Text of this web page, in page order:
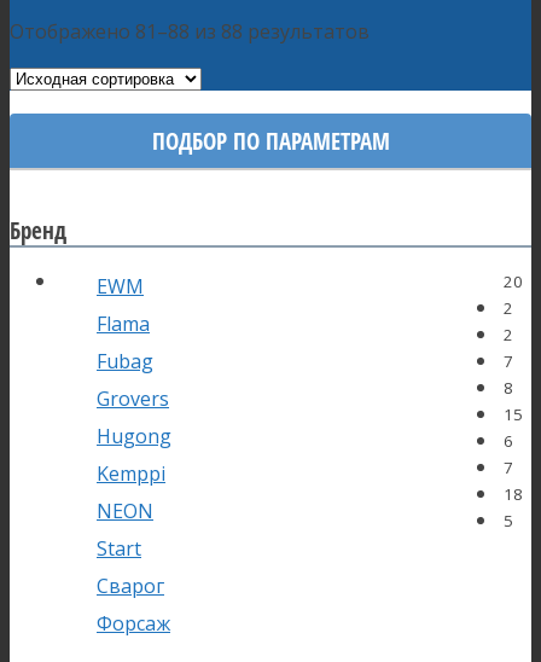
Отображено 81–88 из 88 результатов
ПОДБОР ПО ПАРАМЕТРАМ
Бренд
EWM 20
Flama
2
Fubag
2
Grovers
7
Hugong
8
Kemppi
15
NEON
6
Start
7
Сварог
18
Форсаж
5